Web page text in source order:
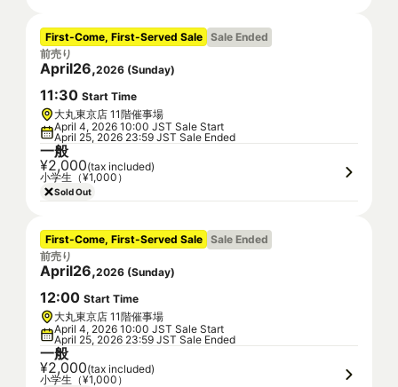
First-Come, First-Served Sale Sale Ended
前売り
April26,2026 (Sunday)
11:30 Start Time
大丸東京店 11階催事場
April 4, 2026 10:00 JST Sale Start
April 25, 2026 23:59 JST Sale Ended
一般
¥2,000(tax included)
小学生（¥1,000）
Sold Out
First-Come, First-Served Sale Sale Ended
前売り
April26,2026 (Sunday)
12:00 Start Time
大丸東京店 11階催事場
April 4, 2026 10:00 JST Sale Start
April 25, 2026 23:59 JST Sale Ended
一般
¥2,000(tax included)
小学生（¥1,000）